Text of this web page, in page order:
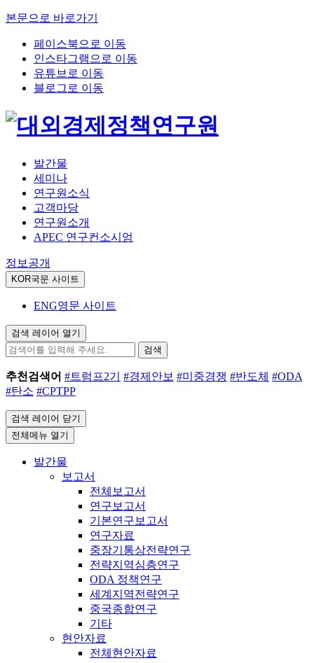
본문으로 바로가기
페이스북으로 이동
인스타그램으로 이동
유튜브로 이동
블로그로 이동
발간물
세미나
연구원소식
고객마당
연구원소개
APEC 연구컨소시엄
정보공개
KOR국문 사이트
ENG영문 사이트
검색 레이어 열기
검색
추천검색어 #트럼프2기 #경제안보 #미중경쟁 #반도체 #ODA
#탄소 #CPTPP
검색 레이어 닫기
전체메뉴 열기
발간물
보고서
전체보고서
연구보고서
기본연구보고서
연구자료
중장기통상전략연구
전략지역심층연구
ODA 정책연구
세계지역전략연구
중국종합연구
기타
현안자료
전체현안자료